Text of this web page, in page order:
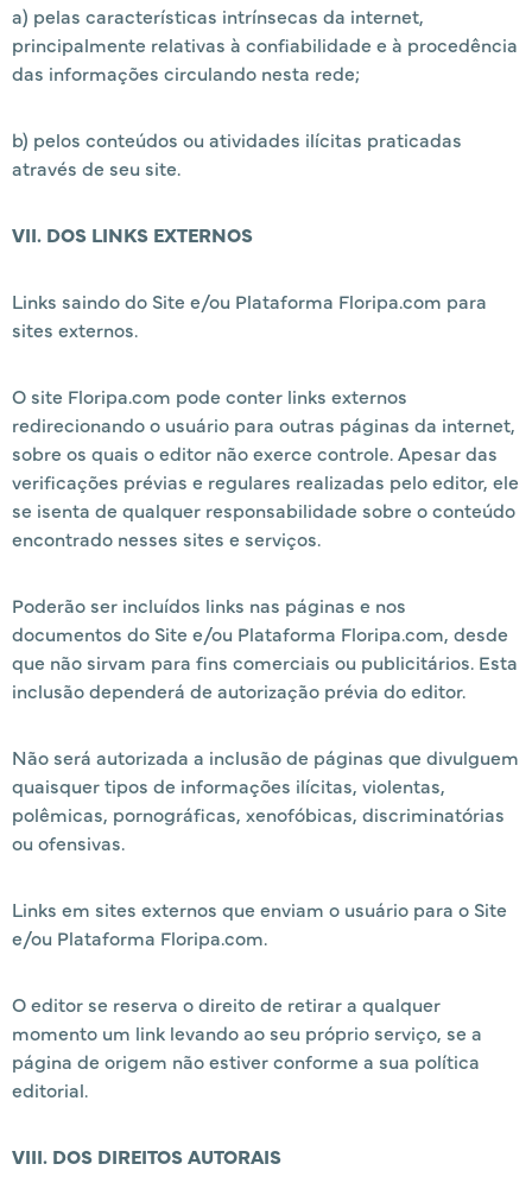
a) pelas características intrínsecas da internet,
principalmente relativas à confiabilidade e à procedência
das informações circulando nesta rede;
b) pelos conteúdos ou atividades ilícitas praticadas
através de seu site.
VII. DOS LINKS EXTERNOS
Links saindo do Site e/ou Plataforma Floripa.com para
sites externos.
O site Floripa.com pode conter links externos
redirecionando o usuário para outras páginas da internet,
sobre os quais o editor não exerce controle. Apesar das
verificações prévias e regulares realizadas pelo editor, ele
se isenta de qualquer responsabilidade sobre o conteúdo
encontrado nesses sites e serviços.
Poderão ser incluídos links nas páginas e nos
documentos do Site e/ou Plataforma Floripa.com, desde
que não sirvam para fins comerciais ou publicitários. Esta
inclusão dependerá de autorização prévia do editor.
Não será autorizada a inclusão de páginas que divulguem
quaisquer tipos de informações ilícitas, violentas,
polêmicas, pornográficas, xenofóbicas, discriminatórias
ou ofensivas.
Links em sites externos que enviam o usuário para o Site
e/ou Plataforma Floripa.com.
O editor se reserva o direito de retirar a qualquer
momento um link levando ao seu próprio serviço, se a
página de origem não estiver conforme a sua política
editorial.
VIII. DOS DIREITOS AUTORAIS